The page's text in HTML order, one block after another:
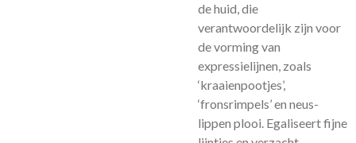
de huid, die
verantwoordelijk zijn voor
de vorming van
expressielijnen, zoals
‘kraaienpootjes’,
‘fronsrimpels’ en neus-
lippen plooi. Egaliseert fijne